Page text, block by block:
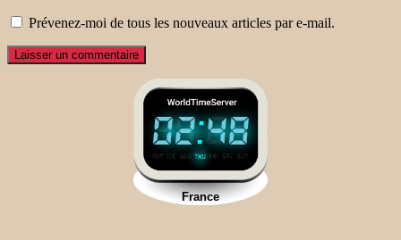
Prévenez-moi de tous les nouveaux articles par e-mail.